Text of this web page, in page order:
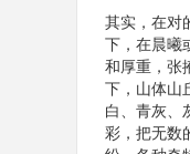
其实，在对
下，在晨曦
和厚重，张
下，山体山
白、青灰、
彩，把无数